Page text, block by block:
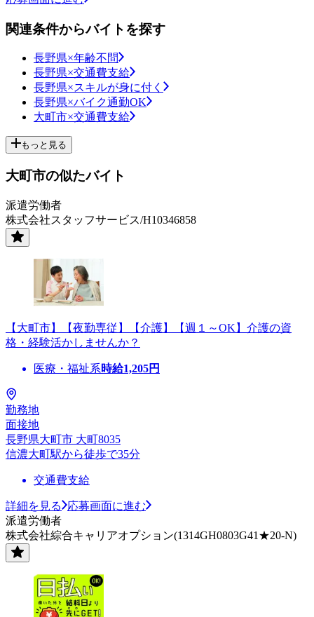
関連条件からバイトを探す
長野県×年齢不問
長野県×交通費支給
長野県×スキルが身に付く
長野県×バイク通勤OK
大町市×交通費支給
もっと見る
大町市の似たバイト
派遣労働者
株式会社スタッフサービス/H10346858
【大町市】【夜勤専従】【介護】【週１～OK】介護の資
格・経験活かしませんか？
医療・福祉系時給1,205円
勤務地
面接地
長野県大町市 大町8035
信濃大町駅から徒歩で35分
交通費支給
詳細を見る
応募画面に進む
派遣労働者
株式会社綜合キャリアオプション(1314GH0803G41★20-N)